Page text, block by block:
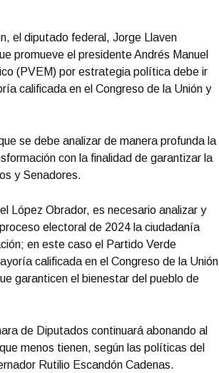
el diputado federal, Jorge Llaven
promueve el presidente Andrés Manuel
(PVEM) por estrategia política debe ir
calificada en el Congreso de la Unión y
se debe analizar de manera profunda la
con la finalidad de garantizar la
y Senadores.
López Obrador, es necesario analizar y
electoral de 2024 la ciudadanía
en este caso el Partido Verde
calificada en el Congreso de la Unión
garanticen el bienestar del pueblo de
de Diputados continuará abonando al
menos tienen, según las políticas del
Rutilio Escandón Cadenas.